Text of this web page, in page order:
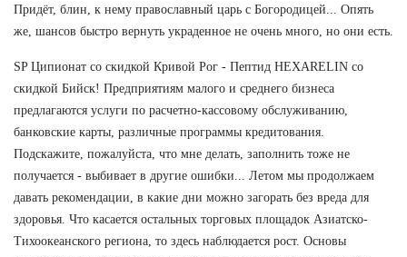
Придёт, блин, к нему православный царь с Богородицей... Опять
же, шансов быстро вернуть украденное не очень много, но они есть.
SP Ципионат со скидкой Кривой Рог - Пептид HEXARELIN со
скидкой Бийск! Предприятиям малого и среднего бизнеса
предлагаются услуги по расчетно-кассовому обслуживанию,
банковские карты, различные программы кредитования.
Подскажите, пожалуйста, что мне делать, заполнить тоже не
получается - выбивает в другие ошибки... Летом мы продолжаем
давать рекомендации, в какие дни можно загорать без вреда для
здоровья. Что касается остальных торговых площадок Азиатско-
Тихоокеанского региона, то здесь наблюдается рост. Основы